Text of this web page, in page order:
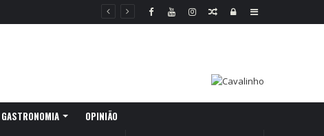
Sidebar
Log
Random
GASTRONOMIA OPINIÃO